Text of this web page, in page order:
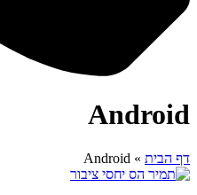
Android
דף הבית »
Android